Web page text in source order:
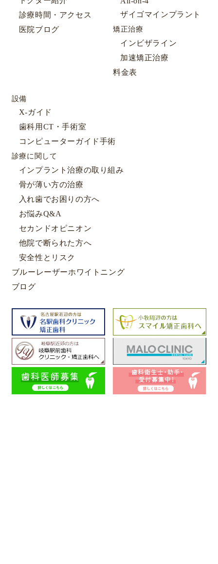
診療時間・アクセス
医院ブログ
ザイゴマインプラント
矯正治療
インビザライン
加速矯正治療
料金表
設備
X-ガイド
歯科用CT・手術室
コンピューターガイド手術
診療に関して
インプラント治療の取り組み
骨が薄い方の治療
入れ歯でお困りの方へ
お悩みQ&A
セカンドオピニオン
他院で断られた方へ
安全性とリスク
ブルーレーザーホワイトニング
ブログ